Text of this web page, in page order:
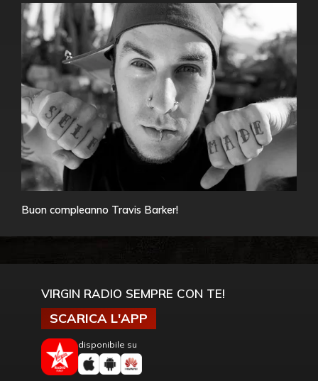
Buon compleanno Travis Barker!
VIRGIN RADIO SEMPRE CON TE!
SCARICA L'APP
disponibile su